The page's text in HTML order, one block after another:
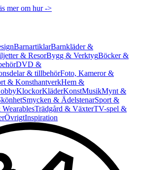
mer om hur ->
BarnartiklarBarnkläder &
& ResorBygg & VerktygBöcker &
DVD &
& tillbehörFoto, Kameror &
& KonsthantverkHem &
KlockorKläderKonstMusikMynt &
Smycken & ÄdelstenarSport &
Trädgård & VäxterTV-spel &
ÖvrigtInspiration